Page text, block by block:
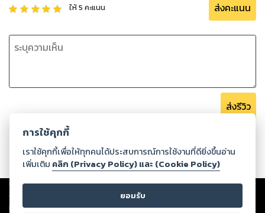
ให้5 คะแนน ส่งคะแนน
ส่งรีวิว
Copyright ©2026Storylog Co., Ltd. - สตอรี่ล็อกขอสงวนสิทธิ์ไม่รับผิดชอบ
ต่อผลงานหรือเนื้อหาใดที่อัปโหลดผ่านเว็บไซต์และปรากฏว่าละเมิดสิทธิใน
ทรัพย์สินทางปัญญาของบุคคลอื่นหรือขัดต่อกฎหมายและศีลธรรม ดังนั้น ผู้อ่าน
การใช้คุกกี้
เราใช้คุกกี้เพื่อให้ทุกคนได้ประสบการณ์การใช้งานที่ดียิ่งขึ้นอ่าน
เพิ่มเติม คลิก (Privacy Policy) และ (Cookie Policy)
ยอมรับ